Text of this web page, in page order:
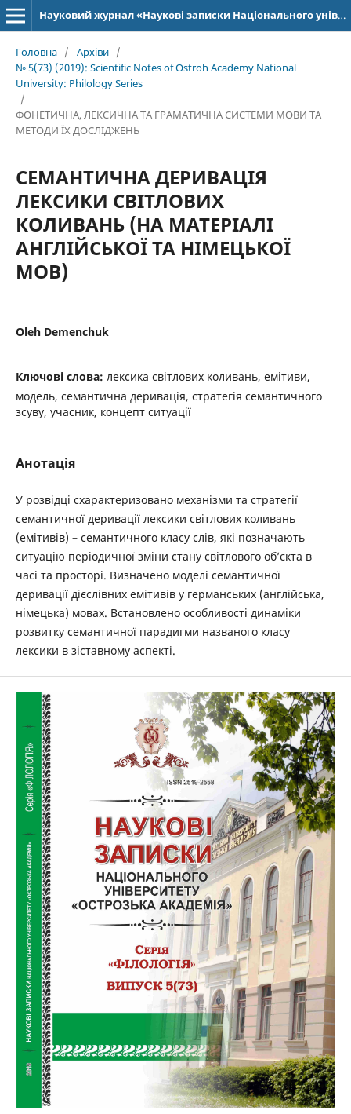
Науковий журнал «Наукові записки Національного університету «Острозька академія»: серія «Філологія»
Головна / Архіви /
№ 5(73) (2019): Scientific Notes of Ostroh Academy National
University: Philology Series
/
ФОНЕТИЧНА, ЛЕКСИЧНА ТА ГРАМАТИЧНА СИСТЕМИ МОВИ ТА
МЕТОДИ ЇХ ДОСЛІДЖЕНЬ
СЕМАНТИЧНА ДЕРИВАЦІЯ
ЛЕКСИКИ СВІТЛОВИХ
КОЛИВАНЬ (НА МАТЕРІАЛІ
АНГЛІЙСЬКОЇ ТА НІМЕЦЬКОЇ
МОВ)
Oleh Demenchuk
Ключові слова: лексика світлових коливань, емітиви,
модель, семантична деривація, стратегія семантичного
зсуву, учасник, концепт ситуації
Анотація
У розвідці схарактеризовано механізми та стратегії
семантичної деривації лексики світлових коливань
(емітивів) – семантичного класу слів, які позначають
ситуацію періодичної зміни стану світлового об’єкта в
часі та просторі. Визначено моделі семантичної
деривації дієслівних емітивів у германських (англійська,
німецька) мовах. Встановлено особливості динаміки
розвитку семантичної парадигми названого класу
лексики в зіставному аспекті.